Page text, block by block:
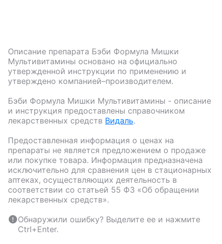
Описание препарата Бэби Формула Мишки
Мультивитамины основано на официально
утвержденной инструкции по применению и
утверждено компанией–производителем.
Бэби Формула Мишки Мультивитамины - описание
и инструкция предоставлены справочником
лекарственных средств Видаль.
Предоставленная информация о ценах на
препараты не является предложением о продаже
или покупке товара. Информация предназначена
исключительно для сравнения цен в стационарных
аптеках, осуществляющих деятельность в
соответствии со статьей 55 ФЗ «Об обращении
лекарственных средств».
Обнаружили ошибку? Выделите ее и нажмите
Ctrl+Enter.